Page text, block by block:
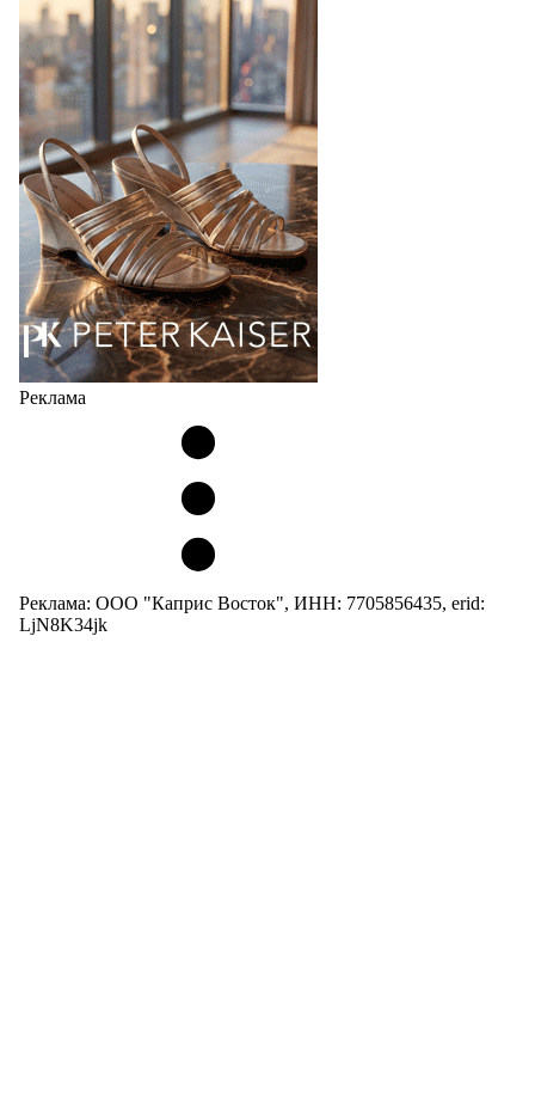
Популярный силуэт бренда,1999 года выпуска,
соответствует сегодняшнему тренду на
сникерины (гибридный вариант балеток и
кроссовок обтекаемой формы и с тонкой подошвой).
Но в модели Miu Miu Bubble присутствует еще и…
05.08.2026 3294
Реклама
Реклама: ООО "Каприс Восток", ИНН: 7705856435, erid:
LjN8K34jk